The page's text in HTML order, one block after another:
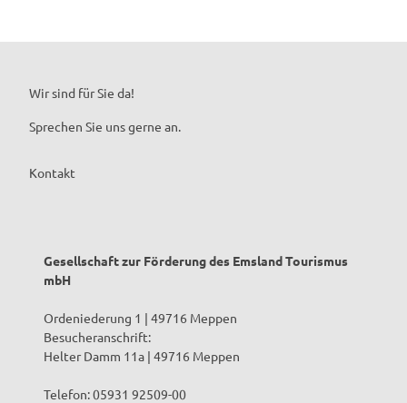
Wir sind für Sie da!
Sprechen Sie uns gerne an.
Kontakt
Gesellschaft zur Förderung des Emsland Tourismus
mbH
Ordeniederung 1 | 49716 Meppen
Besucheranschrift:
Helter Damm 11a | 49716 Meppen
Telefon: 05931 92509-00